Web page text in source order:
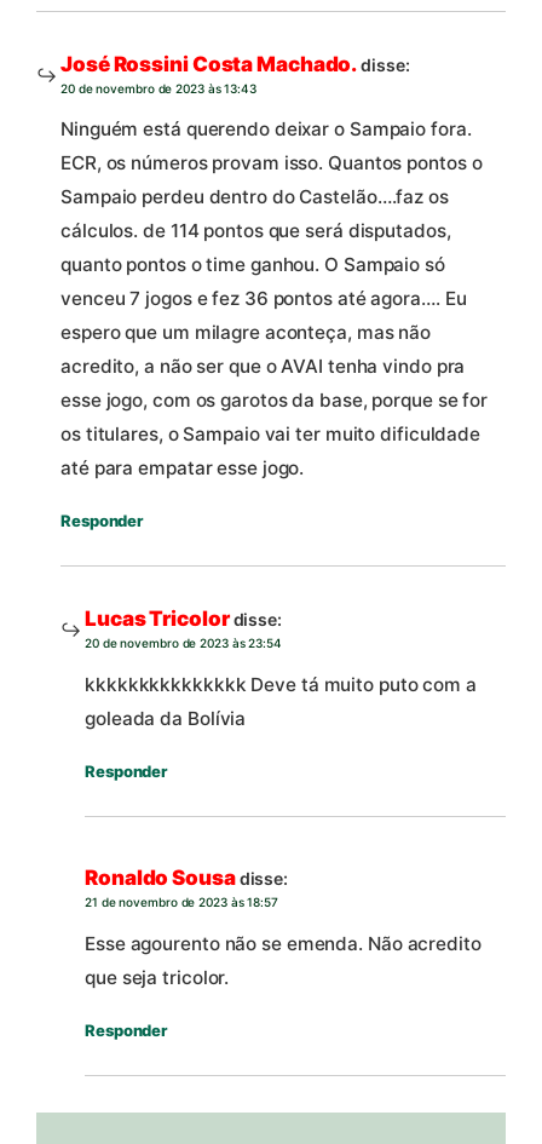
José Rossini Costa Machado.disse:
20 de novembro de 2023 às 13:43
Ninguém está querendo deixar o Sampaio fora.
ECR, os números provam isso. Quantos pontos o
Sampaio perdeu dentro do Castelão….faz os
cálculos. de 114 pontos que será disputados,
quanto pontos o time ganhou. O Sampaio só
venceu 7 jogos e fez 36 pontos até agora…. Eu
espero que um milagre aconteça, mas não
acredito, a não ser que o AVAI tenha vindo pra
esse jogo, com os garotos da base, porque se for
os titulares, o Sampaio vai ter muito dificuldade
até para empatar esse jogo.
Responder
Lucas Tricolordisse:
20 de novembro de 2023 às 23:54
kkkkkkkkkkkkkkk Deve tá muito puto com a
goleada da Bolívia
Responder
Ronaldo Sousadisse:
21 de novembro de 2023 às 18:57
Esse agourento não se emenda. Não acredito
que seja tricolor.
Responder